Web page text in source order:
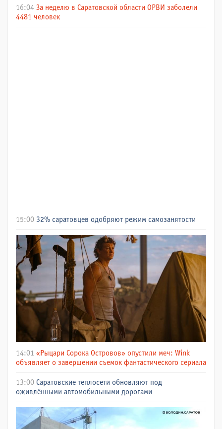
16:04 За неделю в Саратовской области ОРВИ заболели
4481 человек
15:00 32% саратовцев одобряют режим самозанятости
14:01 «Рыцари Сорока Островов» опустили меч: Wink
объявляет о завершении съемок фантастического сериала
13:00 Саратовские теплосети обновляют под
оживлёнными автомобильными дорогами